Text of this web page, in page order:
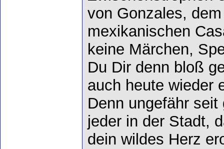
von Gonzales,
mexikanischen
keine Märchen,
Du Dir denn bloß
auch heute wieder
Denn ungefähr
jeder in der Stadt,
dein wildes Herz